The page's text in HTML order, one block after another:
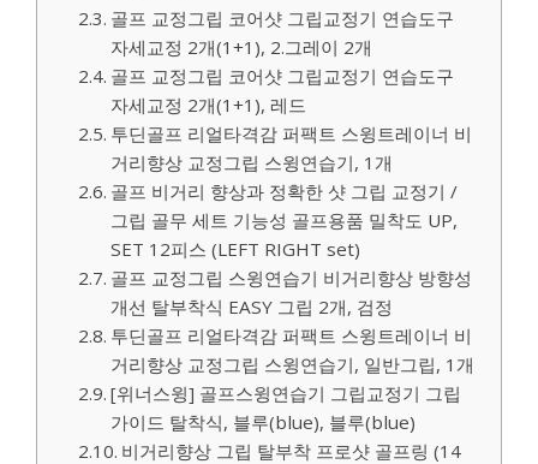
골프 교정그립 코어샷 그립교정기 연습도구
자세교정 2개(1+1), 2.그레이 2개
골프 교정그립 코어샷 그립교정기 연습도구
자세교정 2개(1+1), 레드
투딘골프 리얼타격감 퍼팩트 스윙트레이너 비
거리향상 교정그립 스윙연습기, 1개
골프 비거리 향상과 정확한 샷 그립 교정기 /
그립 골무 세트 기능성 골프용품 밀착도 UP,
SET 12피스 (LEFT RIGHT set)
골프 교정그립 스윙연습기 비거리향상 방향성
개선 탈부착식 EASY 그립 2개, 검정
투딘골프 리얼타격감 퍼팩트 스윙트레이너 비
거리향상 교정그립 스윙연습기, 일반그립, 1개
[위너스윙] 골프스윙연습기 그립교정기 그립
가이드 탈착식, 블루(blue), 블루(blue)
비거리향상 그립 탈부착 프로샷 골프링 (14